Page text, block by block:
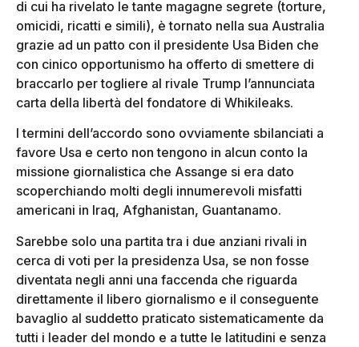
di cui ha rivelato le tante magagne segrete (torture,
omicidi, ricatti e simili), è tornato nella sua Australia
grazie ad un patto con il presidente Usa Biden che
con cinico opportunismo ha offerto di smettere di
braccarlo per togliere al rivale Trump l’annunciata
carta della libertà del fondatore di Whikileaks.
I termini dell’accordo sono ovviamente sbilanciati a
favore Usa e certo non tengono in alcun conto la
missione giornalistica che Assange si era dato
scoperchiando molti degli innumerevoli misfatti
americani in Iraq, Afghanistan, Guantanamo.
Sarebbe solo una partita tra i due anziani rivali in
cerca di voti per la presidenza Usa, se non fosse
diventata negli anni una faccenda che riguarda
direttamente il libero giornalismo e il conseguente
bavaglio al suddetto praticato sistematicamente da
tutti i leader del mondo e a tutte le latitudini e senza